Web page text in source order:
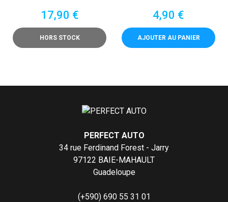
Prix
17,90 €
HORS STOCK
Prix
4,90 €
AJOUTER AU PANIER
PERFECT AUTO
34 rue Ferdinand Forest - Jarry
97122 BAIE-MAHAULT
Guadeloupe
(+590) 690 55 31 01